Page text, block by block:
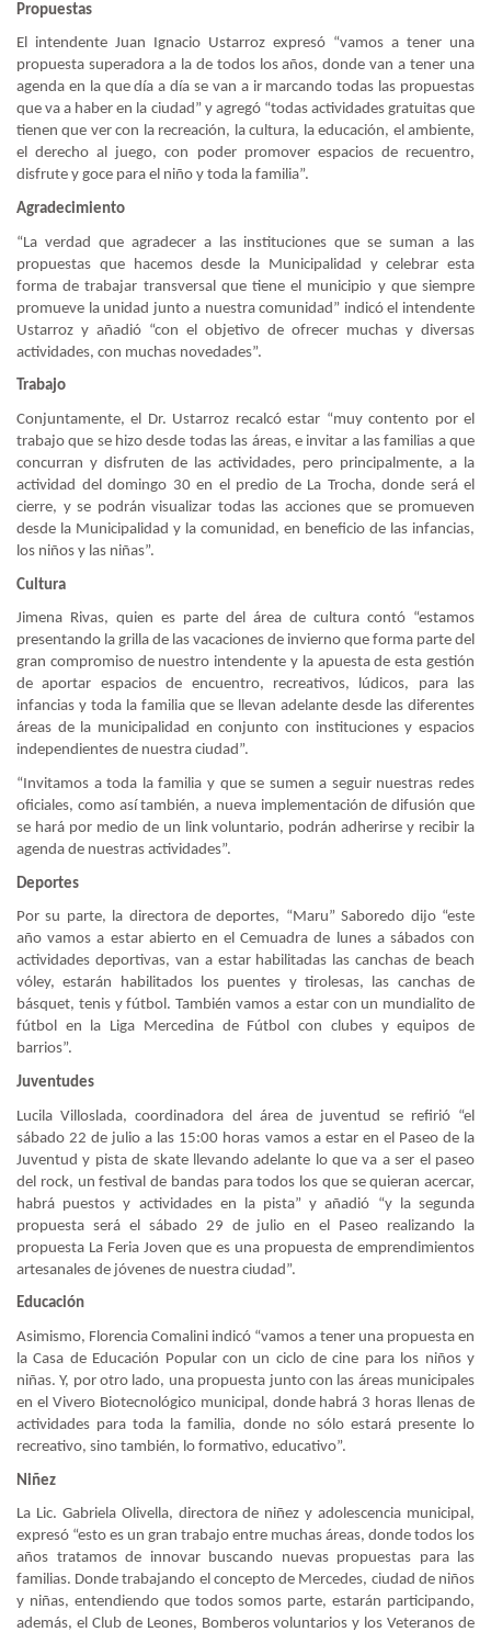
Propuestas
El intendente Juan Ignacio Ustarroz expresó “vamos a tener una
propuesta superadora a la de todos los años, donde van a tener una
agenda en la que día a día se van a ir marcando todas las propuestas
que va a haber en la ciudad” y agregó “todas actividades gratuitas que
tienen que ver con la recreación, la cultura, la educación, el ambiente,
el derecho al juego, con poder promover espacios de recuentro,
disfrute y goce para el niño y toda la familia”.
Agradecimiento
“La verdad que agradecer a las instituciones que se suman a las
propuestas que hacemos desde la Municipalidad y celebrar esta
forma de trabajar transversal que tiene el municipio y que siempre
promueve la unidad junto a nuestra comunidad” indicó el intendente
Ustarroz y añadió “con el objetivo de ofrecer muchas y diversas
actividades, con muchas novedades”.
Trabajo
Conjuntamente, el Dr. Ustarroz recalcó estar “muy contento por el
trabajo que se hizo desde todas las áreas, e invitar a las familias a que
concurran y disfruten de las actividades, pero principalmente, a la
actividad del domingo 30 en el predio de La Trocha, donde será el
cierre, y se podrán visualizar todas las acciones que se promueven
desde la Municipalidad y la comunidad, en beneficio de las infancias,
los niños y las niñas”.
Cultura
Jimena Rivas, quien es parte del área de cultura contó “estamos
presentando la grilla de las vacaciones de invierno que forma parte del
gran compromiso de nuestro intendente y la apuesta de esta gestión
de aportar espacios de encuentro, recreativos, lúdicos, para las
infancias y toda la familia que se llevan adelante desde las diferentes
áreas de la municipalidad en conjunto con instituciones y espacios
independientes de nuestra ciudad”.
“Invitamos a toda la familia y que se sumen a seguir nuestras redes
oficiales, como así también, a nueva implementación de difusión que
se hará por medio de un link voluntario, podrán adherirse y recibir la
agenda de nuestras actividades”.
Deportes
Por su parte, la directora de deportes, “Maru” Saboredo dijo “este
año vamos a estar abierto en el Cemuadra de lunes a sábados con
actividades deportivas, van a estar habilitadas las canchas de beach
vóley, estarán habilitados los puentes y tirolesas, las canchas de
básquet, tenis y fútbol. También vamos a estar con un mundialito de
fútbol en la Liga Mercedina de Fútbol con clubes y equipos de
barrios”.
Juventudes
Lucila Villoslada, coordinadora del área de juventud se refirió “el
sábado 22 de julio a las 15:00 horas vamos a estar en el Paseo de la
Juventud y pista de skate llevando adelante lo que va a ser el paseo
del rock, un festival de bandas para todos los que se quieran acercar,
habrá puestos y actividades en la pista” y añadió “y la segunda
propuesta será el sábado 29 de julio en el Paseo realizando la
propuesta La Feria Joven que es una propuesta de emprendimientos
artesanales de jóvenes de nuestra ciudad”.
Educación
Asimismo, Florencia Comalini indicó “vamos a tener una propuesta en
la Casa de Educación Popular con un ciclo de cine para los niños y
niñas. Y, por otro lado, una propuesta junto con las áreas municipales
en el Vivero Biotecnológico municipal, donde habrá 3 horas llenas de
actividades para toda la familia, donde no sólo estará presente lo
recreativo, sino también, lo formativo, educativo”.
Niñez
La Lic. Gabriela Olivella, directora de niñez y adolescencia municipal,
expresó “esto es un gran trabajo entre muchas áreas, donde todos los
años tratamos de innovar buscando nuevas propuestas para las
familias. Donde trabajando el concepto de Mercedes, ciudad de niños
y niñas, entendiendo que todos somos parte, estarán participando,
además, el Club de Leones, Bomberos voluntarios y los Veteranos de